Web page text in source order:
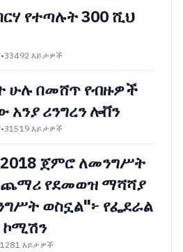
የተጣሉት 300 ሺህ
•33492 እይታዎች
ሁሉ በመሸጥ የብዙዎች
አንያ ሪንግረን ሎቨን
•31519 እይታዎች
ጀምሮ ለመንግሥት
የደመወዝ ማሻሻያ
ወስኗል"፦ የፌደራል
ኮሚሽን
እይታዎች